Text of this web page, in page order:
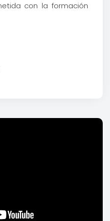
con la formación